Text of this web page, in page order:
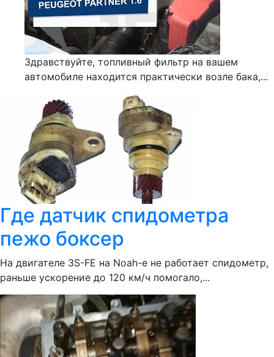
Здравствуйте, топливный фильтр на вашем
автомобиле находится практически возле бака,...
Где датчик спидометра
пежо боксер
На двигателе 3S-FE на Noah-e не работает спидометр,
раньше ускорение до 120 км/ч помогало,...